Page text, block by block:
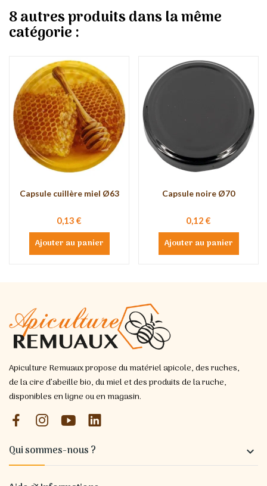
8 autres produits dans la même
catégorie :
Capsule cuillère miel Ø63
0,13 €
Ajouter au panier
Capsule noire Ø70
0,12 €
Ajouter au panier
Apiculture Remuaux propose du matériel apicole, des ruches,
de la cire d’abeille bio, du miel et des produits de la ruche,
disponibles en ligne ou en magasin.
Qui sommes-nous ? 